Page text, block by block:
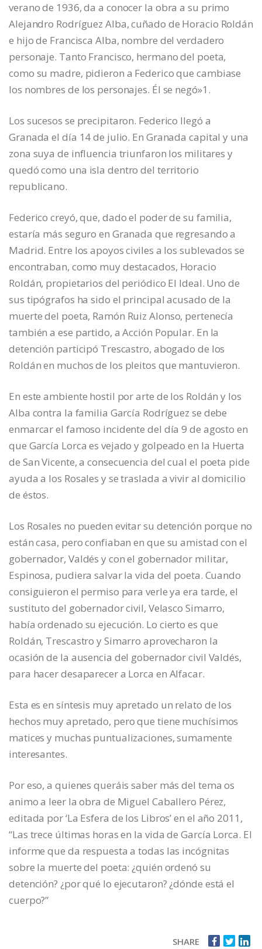
verano de 1936, da a conocer la obra a su primo
Alejandro Rodríguez Alba, cuñado de Horacio Roldán
e hijo de Francisca Alba, nombre del verdadero
personaje. Tanto Francisco, hermano del poeta,
como su madre, pidieron a Federico que cambiase
los nombres de los personajes. Él se negó»1.
Los sucesos se precipitaron. Federico llegó a
Granada el día 14 de julio. En Granada capital y una
zona suya de influencia triunfaron los militares y
quedó como una isla dentro del territorio
republicano.
Federico creyó, que, dado el poder de su familia,
estaría más seguro en Granada que regresando a
Madrid. Entre los apoyos civiles a los sublevados se
encontraban, como muy destacados, Horacio
Roldán, propietarios del periódico El Ideal. Uno de
sus tipógrafos ha sido el principal acusado de la
muerte del poeta, Ramón Ruiz Alonso, pertenecía
también a ese partido, a Acción Popular. En la
detención participó Trescastro, abogado de los
Roldán en muchos de los pleitos que mantuvieron.
En este ambiente hostil por arte de los Roldán y los
Alba contra la familia García Rodríguez se debe
enmarcar el famoso incidente del día 9 de agosto en
que García Lorca es vejado y golpeado en la Huerta
de San Vicente, a consecuencia del cual el poeta pide
ayuda a los Rosales y se traslada a vivir al domicilio
de éstos.
Los Rosales no pueden evitar su detención porque no
están casa, pero confiaban en que su amistad con el
gobernador, Valdés y con el gobernador militar,
Espinosa, pudiera salvar la vida del poeta. Cuando
consiguieron el permiso para verle ya era tarde, el
sustituto del gobernador civil, Velasco Simarro,
había ordenado su ejecución. Lo cierto es que
Roldán, Trescastro y Simarro aprovecharon la
ocasión de la ausencia del gobernador civil Valdés,
para hacer desaparecer a Lorca en Alfacar.
Esta es en síntesis muy apretado un relato de los
hechos muy apretado, pero que tiene muchísimos
matices y muchas puntualizaciones, sumamente
interesantes.
Por eso, a quienes queráis saber más del tema os
animo a leer la obra de Miguel Caballero Pérez,
editada por ‘La Esfera de los Libros’ en el año 2011,
“Las trece últimas horas en la vida de García Lorca. El
informe que da respuesta a todas las incógnitas
sobre la muerte del poeta: ¿quién ordenó su
detención? ¿por qué lo ejecutaron? ¿dónde está el
cuerpo?”
SHARE